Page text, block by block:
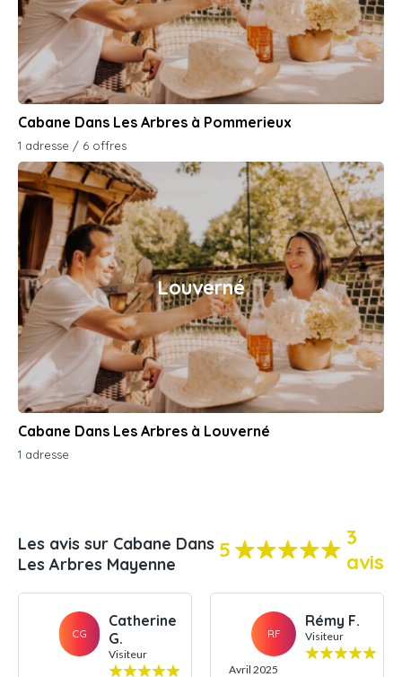
Cabane Dans Les Arbres à Pommerieux
1 adresse / 6 offres
Louverné
Cabane Dans Les Arbres à Louverné
1 adresse
Les avis sur Cabane Dans
Les Arbres Mayenne
5
3
avis
CG
Catherine
G.
Visiteur
RF
Rémy F.
Visiteur
Avril 2025